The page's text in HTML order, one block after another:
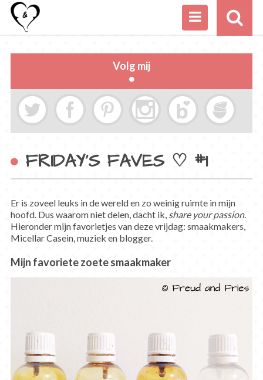
Volg mij
FRIDAY’S FAVES ♡ #1
Er is zoveel leuks in de wereld en zo weinig ruimte in mijn
hoofd. Dus waarom niet delen, dacht ik, share your passion.
Hieronder mijn favorietjes van deze vrijdag: smaakmakers,
Micellar Casein, muziek en blogger.
Mijn favoriete zoete smaakmaker